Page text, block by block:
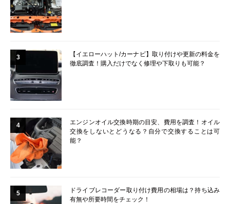
3
【イエローハット/カーナビ】取り付けや更新の料金を
徹底調査！購入だけでなく修理や下取りも可能？
4
エンジンオイル交換時期の目安、費用を調査！オイル
交換をしないとどうなる？自分で交換することは可
能？
5
ドライブレコーダー取り付け費用の相場は？持ち込み
有無や所要時間をチェック！